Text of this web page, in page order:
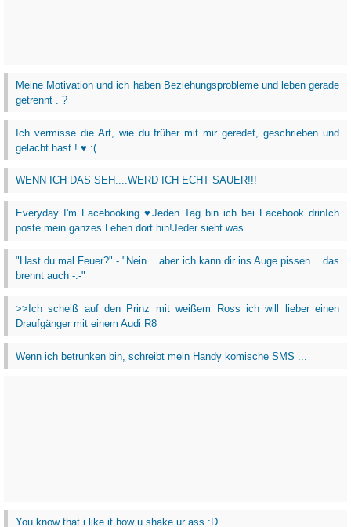
Meine Motivation und ich haben Beziehungsprobleme und leben gerade
getrennt . ?
Ich vermisse die Art, wie du früher mit mir geredet, geschrieben und
gelacht hast ! ♥ :(
WENN ICH DAS SEH....WERD ICH ECHT SAUER!!!
Everyday I'm Facebooking ♥Jeden Tag bin ich bei Facebook drinIch
poste mein ganzes Leben dort hin!Jeder sieht was ...
"Hast du mal Feuer?" - "Nein... aber ich kann dir ins Auge pissen... das
brennt auch -.-"
>>Ich scheiß auf den Prinz mit weißem Ross ich will lieber einen
Draufgänger mit einem Audi R8
Wenn ich betrunken bin, schreibt mein Handy komische SMS ...
You know that i like it how u shake ur ass :D